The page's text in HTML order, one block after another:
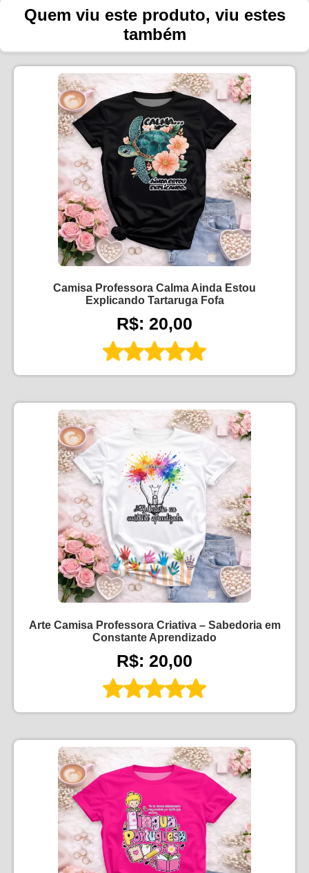
Quem viu este produto, viu estes
também
Camisa Professora Calma Ainda Estou
Explicando Tartaruga Fofa
R$: 20,00
Arte Camisa Professora Criativa – Sabedoria em
Constante Aprendizado
R$: 20,00